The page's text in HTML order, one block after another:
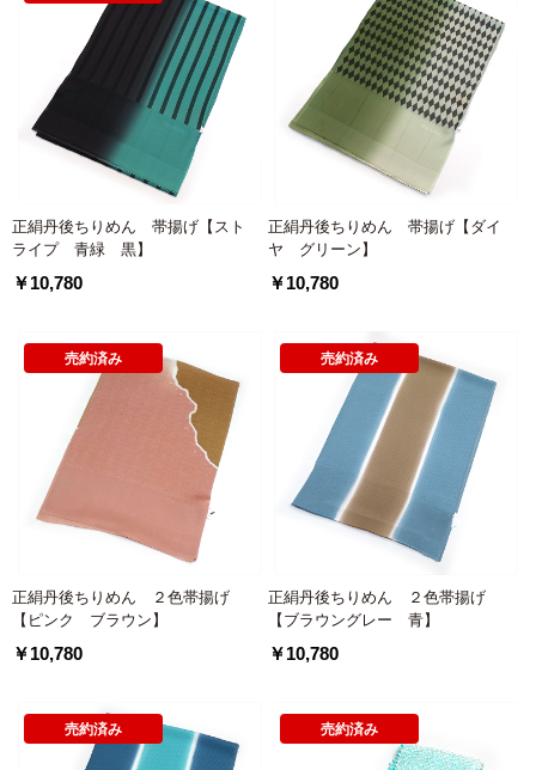
正絹丹後ちりめん 帯揚げ【スト
ライプ 青緑 黒】
￥10,780
正絹丹後ちりめん 帯揚げ【ダイ
ヤ グリーン】
￥10,780
正絹丹後ちりめん ２色帯揚げ
【ピンク ブラウン】
￥10,780
売約済み
正絹丹後ちりめん ２色帯揚げ
【ブラウングレー 青】
￥10,780
売約済み
売約済み 売約済み